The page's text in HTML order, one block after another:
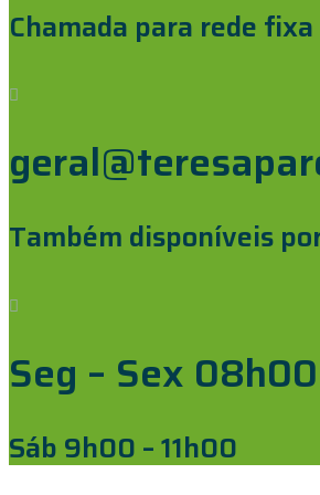
Chamada para rede
Também disponíveis
Seg – Sex
Sáb 9h00 – 11h00